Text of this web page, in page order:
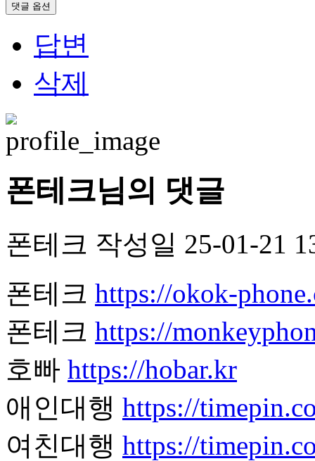
댓글 옵션
답변
삭제
폰테크님의 댓글
폰테크 작성일 25-01-21
폰테크 https://okok-
폰테크 https://
호빠 https://hobar.kr
애인대행 https://
여친대행 https://